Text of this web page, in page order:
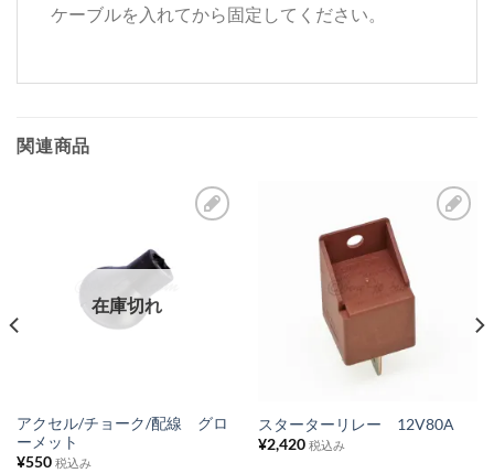
ケーブルを入れてから固定してください。
関連商品
在庫切れ
アクセル/チョーク/配線 グロ
ーメット
¥550 税込み
ス
スターターリレー 12V80A
¥2,420 税込み